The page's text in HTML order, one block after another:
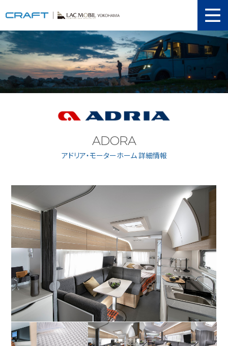
ニュース
取り扱い新車
当店在庫情報
動画紹介
ユーザーボイス
ADORA
アドリア・モーターホーム 詳細情報